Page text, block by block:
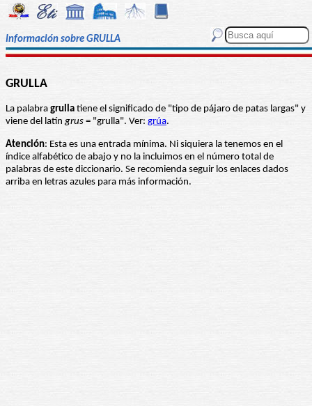
Información sobre GRULLA
GRULLA
La palabra grulla tiene el significado de "tipo de pájaro de patas largas" y
viene del latín grus = "grulla". Ver: grúa.
Atención: Esta es una entrada mínima. Ni siquiera la tenemos en el
índice alfabético de abajo y no la incluimos en el número total de
palabras de este diccionario. Se recomienda seguir los enlaces dados
arriba en letras azules para más información.